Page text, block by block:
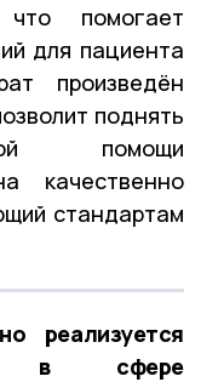
что помогает
для пациента
произведён
поднять
помощи
качественно
стандартам
реализуется
в сфере